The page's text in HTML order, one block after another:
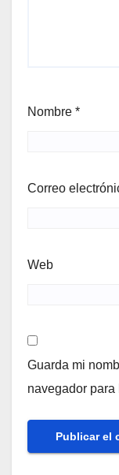
Nombre *
Correo
Web
Guarda mi
navegador para